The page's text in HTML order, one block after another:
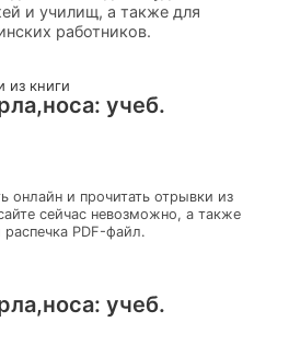
и училищ, а также для
работников.
из книги
учеб.
онлайн и прочитать отрывки из
сейчас невозможно, а также
распечка PDF-файл.
учеб.